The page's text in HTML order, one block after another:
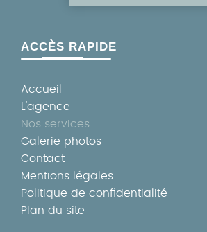
ACCÈS RAPIDE
Accueil
L'agence
Nos services
Galerie photos
Contact
Mentions légales
Politique de confidentialité
Plan du site